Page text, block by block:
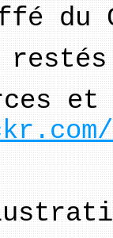
du